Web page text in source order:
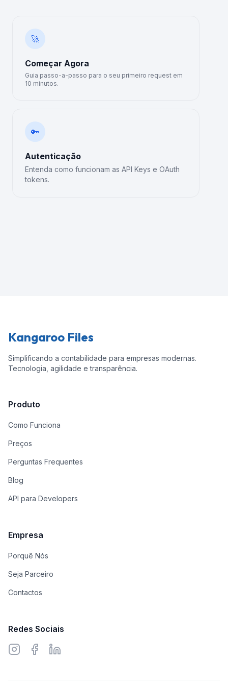
🚀
Começar Agora
Guia passo-a-passo para o seu primeiro request em
10 minutos.
🔑
Autenticação
Entenda como funcionam as API Keys e OAuth
tokens.
Kangaroo Files
Simplificando a contabilidade para empresas modernas.
Tecnologia, agilidade e transparência.
Produto
Como Funciona
Preços
Perguntas Frequentes
Blog
API para Developers
Empresa
Porquê Nós
Seja Parceiro
Contactos
Redes Sociais